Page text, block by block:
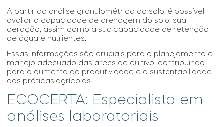
A partir da análise granulométrica do solo, é possível
avaliar a capacidade de drenagem do solo, sua
aeração, assim como a sua capacidade de retenção
de água e nutrientes.
Essas informações são cruciais para o planejamento e
manejo adequado das áreas de cultivo, contribuindo
para o aumento da produtividade e a sustentabilidade
das práticas agrícolas.
ECOCERTA: Especialista em
análises laboratoriais